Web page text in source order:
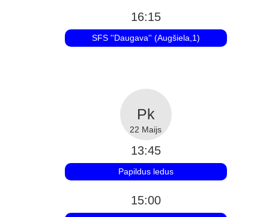
16:15
SFS ''Daugava'' (Augšiela,1)
22 Maijs
13:45
Papildus ledus
15:00